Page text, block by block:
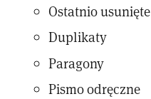
Ostatnio usunięte
Duplikaty
Paragony
Pismo odręczne